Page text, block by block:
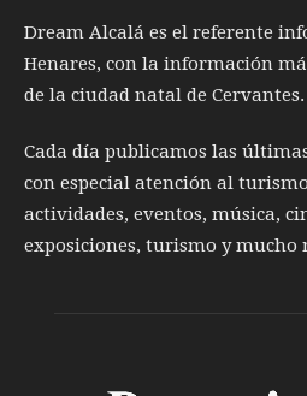
Dream Alcalá es el referente
Henares, con la información
de la ciudad natal de Cervantes.
Cada día publicamos las
con especial atención al
actividades, eventos, música,
exposiciones, turismo y mucho